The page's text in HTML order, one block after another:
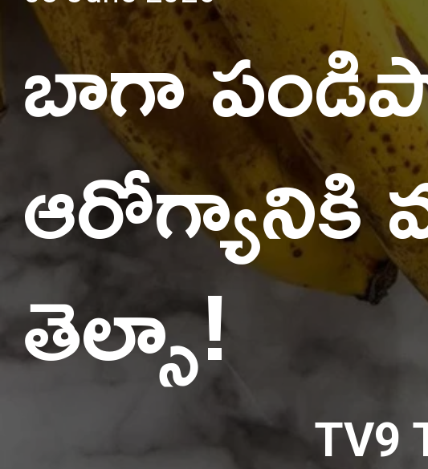
బాగా
ఆరోగ్యానికి
తెల్సా!
TV9